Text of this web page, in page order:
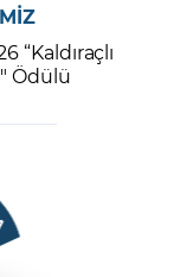
“Kaldıraçlı
Ödülü